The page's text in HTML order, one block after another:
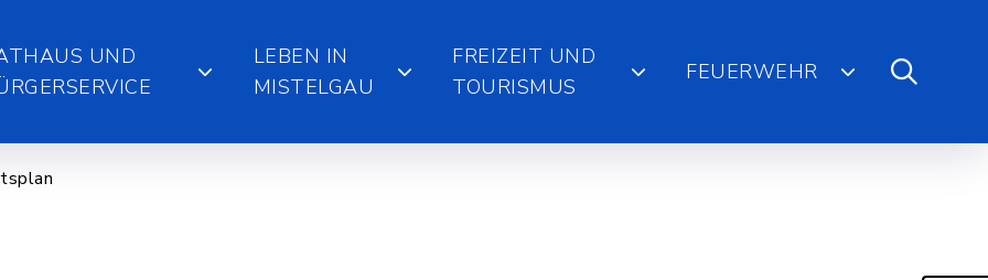
UND
LEBEN IN
MISTELGAU
FREIZEIT UND
TOURISMUS
FEUERWEHR